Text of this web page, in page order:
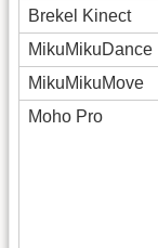
Brekel Kinect
MikuMikuDance
MikuMikuMove
Moho Pro